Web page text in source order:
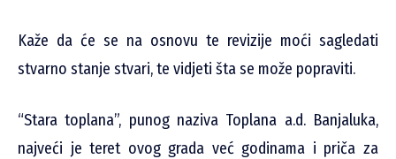
Kaže da će se na osnovu te revizije moći sagledati
stvarno stanje stvari, te vidjeti šta se može popraviti.
“Stara toplana”, punog naziva Toplana a.d. Banjaluka,
najveći je teret ovog grada već godinama i priča za